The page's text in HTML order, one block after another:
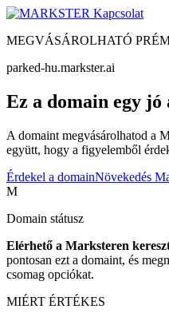
Kapcsolat
MEGVÁSÁROLHATÓ
parked-hu.markster.ai
Ez a domain egy jó
A domaint megvásárolhatod a
együtt, hogy a figyelemből
Érdekel a domainNövekedés
M
Domain státusz
Elérhető a Marksteren
pontosan ezt a domaint, és
csomag opciókat.
MIÉRT ÉRTÉKES